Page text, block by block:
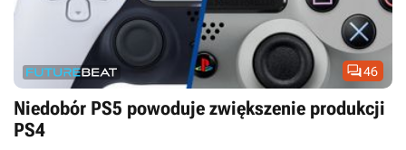
46
Niedobór PS5 powoduje zwiększenie produkcji
PS4